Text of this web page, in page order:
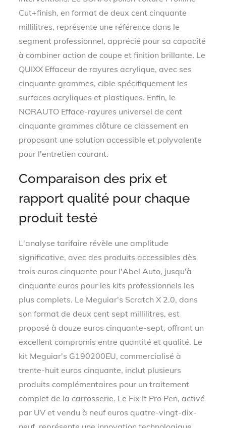
Cut+finish, en format de deux cent cinquante
millilitres, représente une référence dans le
segment professionnel, apprécié pour sa capacité
à combiner action de coupe et finition brillante. Le
QUIXX Effaceur de rayures acrylique, avec ses
cinquante grammes, cible spécifiquement les
surfaces acryliques et plastiques. Enfin, le
NORAUTO Efface-rayures universel de cent
cinquante grammes clôture ce classement en
proposant une solution accessible et polyvalente
pour l'entretien courant.
Comparaison des prix et
rapport qualité pour chaque
produit testé
L'analyse tarifaire révèle une amplitude
significative, avec des produits accessibles dès
trois euros cinquante pour l'Abel Auto, jusqu'à
cinquante euros pour les kits professionnels les
plus complets. Le Meguiar's Scratch X 2.0, dans
son format de deux cent sept millilitres, est
proposé à douze euros cinquante-sept, offrant un
excellent compromis entre quantité et qualité. Le
kit Meguiar's G190200EU, commercialisé à
trente-huit euros cinquante, inclut plusieurs
produits complémentaires pour un traitement
complet de la carrosserie. Le Fix It Pro Pen, activé
par UV et vendu à neuf euros quatre-vingt-dix-